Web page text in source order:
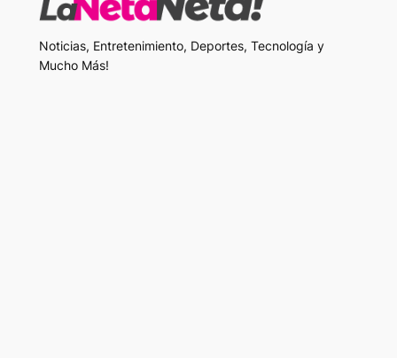
Noticias, Entretenimiento, Deportes, Tecnología y
Mucho Más!